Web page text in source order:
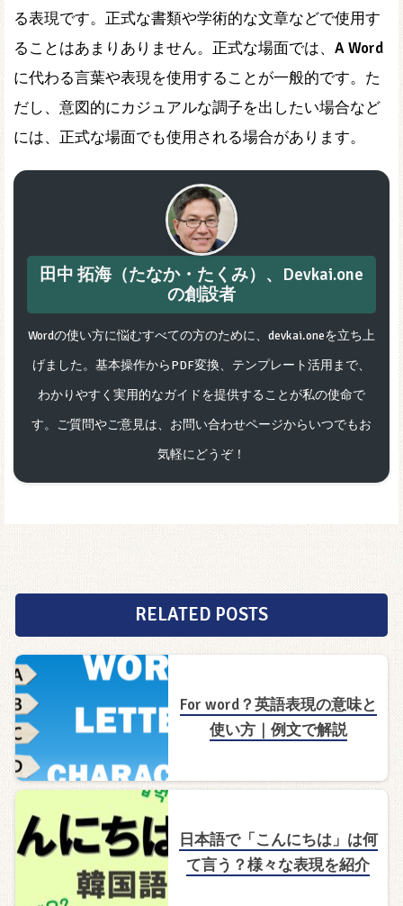
る表現です。正式な書類や学術的な文章などで使用す
ることはあまりありません。正式な場面では、 A Word
に代わる言葉や表現を使用することが一般的です。た
だし、意図的にカジュアルな調子を出したい場合など
には、正式な場面でも使用される場合があります。
田中 拓海（たなか・たくみ）、Devkai.one
の創設者
Wordの使い方に悩むすべての方のために、devkai.oneを立ち上
げました。基本操作からPDF変換、テンプレート活用まで、
わかりやすく実用的なガイドを提供することが私の使命で
す。ご質問やご意見は、お問い合わせページからいつでもお
気軽にどうぞ！
RELATED POSTS
For word？英語表現の意味と
使い方｜例文で解説
日本語で「こんにちは」は何
て言う？様々な表現を紹介